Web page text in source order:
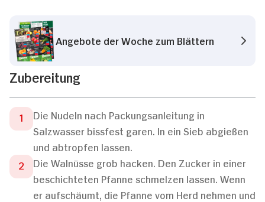
Angebote der Woche zum Blättern
Zubereitung
Die Nudeln nach Packungsanleitung in
Salzwasser bissfest garen. In ein Sieb abgießen
und abtropfen lassen.
Die Walnüsse grob hacken. Den Zucker in einer
beschichteten Pfanne schmelzen lassen. Wenn
er aufschäumt, die Pfanne vom Herd nehmen und